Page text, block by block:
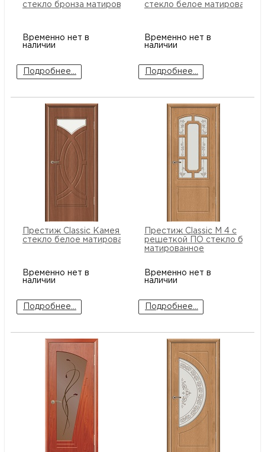
стекло бронза матированное
Временно нет в
наличии
Подробнее...
стекло белое матированное
Временно нет в
наличии
Подробнее...
Престиж Classic Камея 2 ПО
стекло белое матированное
Временно нет в
наличии
Подробнее...
Престиж Classic М 4 с
решеткой ПО стекло белое
матированное
Временно нет в
наличии
Подробнее...